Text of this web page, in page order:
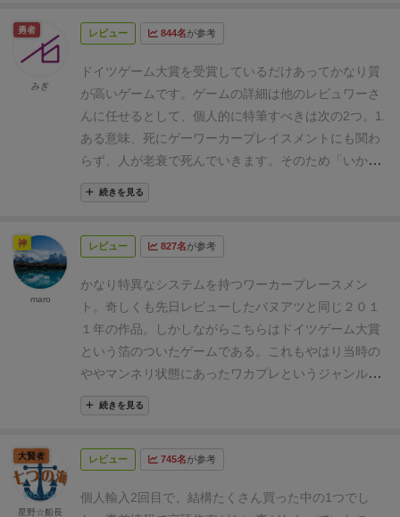
われる。メインボードには村の様子が描かれており、
色の着いた円の部分がアクションスペースとなってい
る。毎ラウンド開始時、ここに影響力コマをランダム
に配置し、スタートプレイヤーから時計回りに1アク
ションずつ行っていく。 この時、プレイヤーは行うア
クションスペースに置かれた影響力コマを1個取らな
ければならない。こうして順番に何周か手番を行いア
クションスペースのコマがなくなったら1ラウンド終
了。ミサを行い、次のラウンドを始める。
ーム終了となり、最終決算を行い、最も名声ポイント
高いアクションスペース】
アクションスペースは以下
の８つがあり、家族（ワーカー）の人生に物語を感じ
るほどテーマとの親和性が高い。●収穫 ：農場に農夫
が1人でもいれば、小麦袋を2個受け取る。・馬と鋤
があれば、3個になる。・雄牛と鋤があれば、4個に
なる。●子孫
置き、時間を使って修行することで対応するアイテム
を獲得する。●市場：小麦やアイテムを売り、買い物
客タイルを獲得する。● 旅
：費用と時間を支払い、家
いるので、遊び始めると理解が進むのが早いです。
ることが少し多すぎると感じてしまう人も出てしまう
だろうという点が気になるところでしょうか・・・好
き度（Like） ▶4pt.≪★★★★≫ おすすめ度
（Recommended）
▶3pt.≪★★★≫
子どもと度
（With kids） ▶1pt.≪★≫ 村の人生 の簡単なゲーム
の流れとルール解説はこちらをご覧ください！
レビュー 844名が参考
ドイツゲーム大賞を受賞しているだけあってかなり質
が高いゲームです。ゲームの詳細は他のレビュワーさ
んに任せるとして、個人的に特筆すべきは次の2つ。 1.
ある意味、死にゲーワーカープレイスメントにも関わ
らず、人が老衰で死んでいきます。そのため「いかに
死なせるか」もゲーム内において重要な要素となりま
す。2. UI（ユーザインタフェース）デザインの良さ
に覚えることが多いですが一度慣れてしまうとプレイ
由はゲームボードのデザイン。決して説明的ではない
グラフィックですが、ボード内に「何をすべきか」
「そこにワーカーを置いたら何が起こるか」が書き込
まれており、プレイ中に「あれ？これなんだっけ？」
と説明書を開く必要がまったくありません。
続きを見る
勇者
みぎ
レビュー 827名が参考
かなり特異なシステムを持つワーカープレースメン
ト。奇しくも先日レビューしたバヌアツと同じ２０１
１年の作品。しかしながらこちらはドイツゲーム大賞
という箔のついたゲームである。これもやはり当時の
ややマンネリ状態にあったワカプレというジャンルに
風穴を空けるようなメカニクスが光る名作である。
徴的なのが、ワーカーアクションはアクションの選択
響力を１つ得ることができること。この影響力は一種
定のものが消費される。実行にはその他のアイテム
続きを見る
神
maro
レビュー 745名が参考
個人輸入2回目で、結構たくさん買った中の1つでし
大賢者
星野☆船長